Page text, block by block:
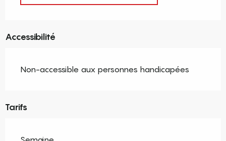
Accessibilité
Non-accessible aux personnes handicapées
Tarifs